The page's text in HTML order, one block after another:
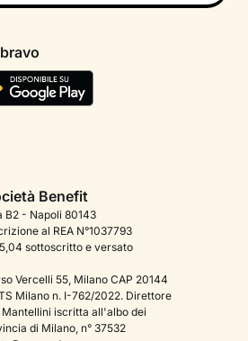
Benefit
B2 - Napoli 80143
al REA N°1037793
sottoscritto e versato
Vercelli 55, Milano CAP 20144
Milano n. I-762/2022. Direttore
iscritta all'albo dei
di Milano, n° 37532